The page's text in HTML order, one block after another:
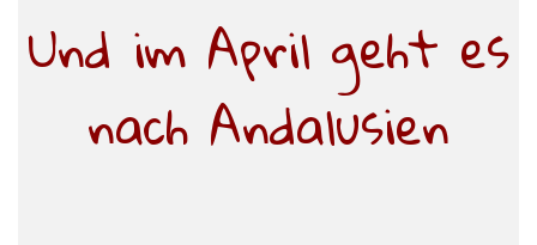
Und im April geht es
nach Andalusien